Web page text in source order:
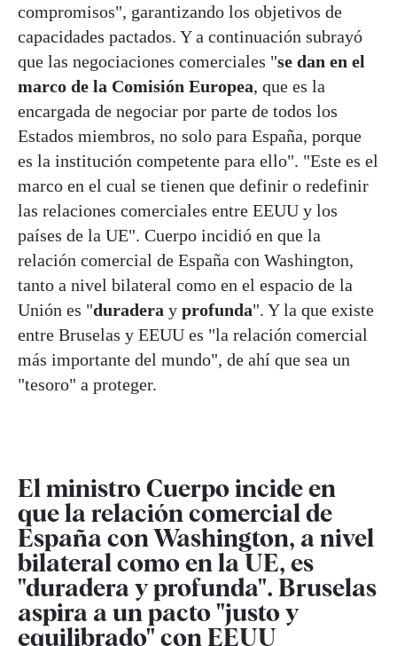
compromisos", garantizando los objetivos de
capacidades pactados. Y a continuación subrayó
que las negociaciones comerciales "se dan en el
marco de la Comisión Europea, que es la
encargada de negociar por parte de todos los
Estados miembros, no solo para España, porque
es la institución competente para ello". "Este es el
marco en el cual se tienen que definir o redefinir
las relaciones comerciales entre EEUU y los
países de la UE". Cuerpo incidió en que la
relación comercial de España con Washington,
tanto a nivel bilateral como en el espacio de la
Unión es "duradera y profunda". Y la que existe
entre Bruselas y EEUU es "la relación comercial
más importante del mundo", de ahí que sea un
"tesoro" a proteger.
El ministro Cuerpo incide en
que la relación comercial de
España con Washington, a nivel
bilateral como en la UE, es
"duradera y profunda". Bruselas
aspira a un pacto "justo y
equilibrado" con EEUU